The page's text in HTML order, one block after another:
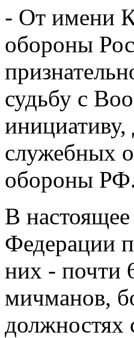
- От имени
обороны
судьбу с
служебных
обороны
В
Федерации
них - почти
мичманов,
должностях